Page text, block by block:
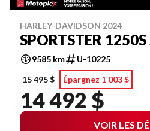
HARLEY-DAVIDSON 2024
SPORTSTER
9585 km
U-10225
15 495 $
Épargnez 1 003 $
14 492 $
VOIR LES